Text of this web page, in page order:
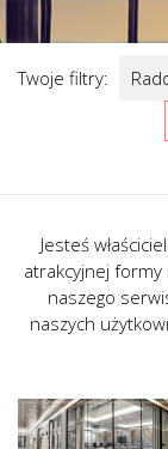
Twoje filtry:
Jesteś
atrakcyjnej formy
naszego
naszych